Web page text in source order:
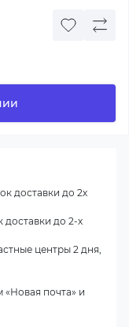
доставки до 2х
доставки до 2-х
центры 2 дня,
«Новая почта» и